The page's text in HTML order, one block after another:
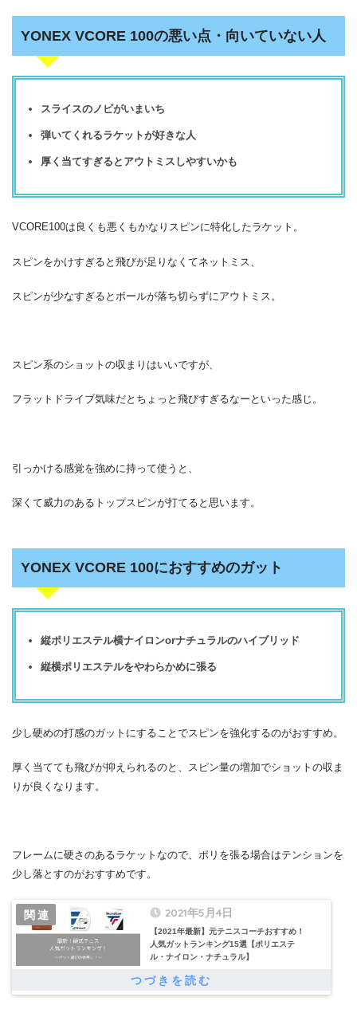
YONEX VCORE 100の悪い点・向いていない人
スライスのノビがいまいち
弾いてくれるラケットが好きな人
厚く当てすぎるとアウトミスしやすいかも
VCORE100は良くも悪くもかなりスピンに特化したラケット。
スピンをかけすぎると飛びが足りなくてネットミス、
スピンが少なすぎるとボールが落ち切らずにアウトミス。
スピン系のショットの収まりはいいですが、
フラットドライブ気味だとちょっと飛びすぎるなーといった感じ。
引っかける感覚を強めに持って使うと、
深くて威力のあるトップスピンが打てると思います。
YONEX VCORE 100におすすめのガット
縦ポリエステル横ナイロンorナチュラルのハイブリッド
縦横ポリエステルをやわらかめに張る
少し硬めの打感のガットにすることでスピンを強化するのがおすすめ。
厚く当てても飛びが抑えられるのと、スピン量の増加でショットの収ま
りが良くなります。
フレームに硬さのあるラケットなので、ポリを張る場合はテンションを
少し落とすのがおすすめです。
2021年5月4日
【2021年最新】元テニスコーチおすすめ！
人気ガットランキング15選【ポリエステ
ル・ナイロン・ナチュラル】